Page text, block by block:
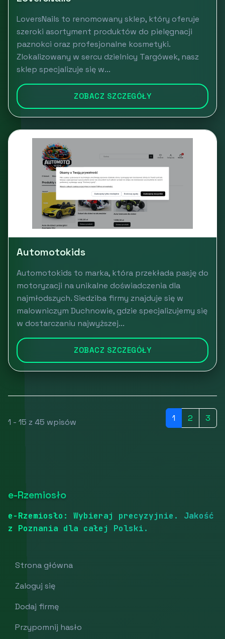
LoversNails to renomowany sklep, który oferuje
szeroki asortyment produktów do pielęgnacji
paznokci oraz profesjonalne kosmetyki.
Zlokalizowany w sercu dzielnicy Targówek, nasz
sklep specjalizuje się w...
ZOBACZ SZCZEGÓŁY
Automotokids
Automotokids to marka, która przekłada pasję do
motoryzacji na unikalne doświadczenia dla
najmłodszych. Siedziba firmy znajduje się w
malowniczym Duchnowie, gdzie specjalizujemy się
w dostarczaniu najwyższej...
ZOBACZ SZCZEGÓŁY
1 - 15 z 45 wpisów 1 2 3
e-Rzemiosło
e-Rzemiosło: Wybieraj precyzyjnie. Jakość
z Poznania dla całej Polski.
Strona główna
Zaloguj się
Dodaj firmę
Przypomnij hasło